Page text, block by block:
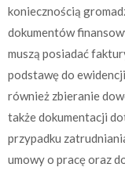
koniecznością
dokumentów
muszą posiadać
podstawę do
również zbieranie
także dokumentacji
przypadku
umowy o pracę oraz